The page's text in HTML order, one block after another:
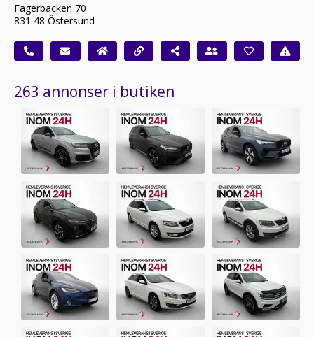
Fagerbacken 70
831 48 Östersund
263 annonser i butiken